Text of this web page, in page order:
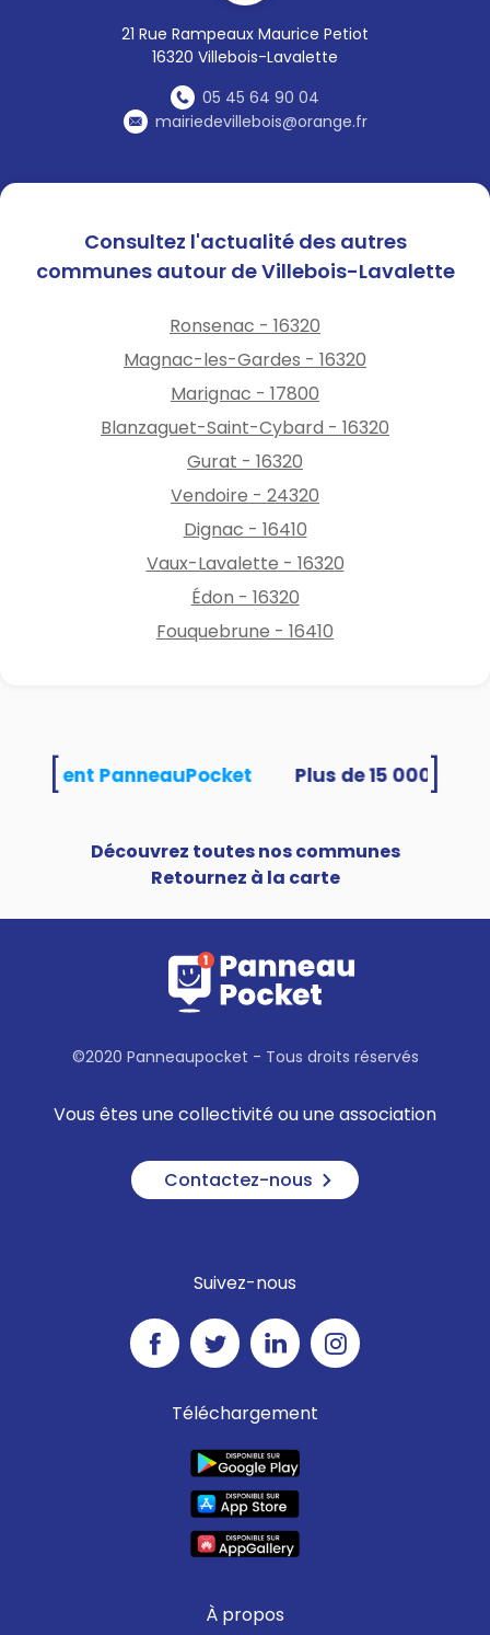
21 Rue Rampeaux Maurice Petiot
16320 Villebois-Lavalette
05 45 64 90 04
mairiedevillebois@orange.fr
Consultez l'actualité des autres
communes autour de Villebois-Lavalette
Ronsenac - 16320
Magnac-les-Gardes - 16320
Marignac - 17800
Blanzaguet-Saint-Cybard - 16320
Gurat - 16320
Vendoire - 24320
Dignac - 16410
Vaux-Lavalette - 16320
Édon - 16320
Fouquebrune - 16410
PanneauPocket
Découvrez toutes nos communes
Retournez à la carte
©2020 Panneaupocket - Tous droits réservés
Vous êtes une collectivité ou une association
Contactez-nous
Suivez-nous
Téléchargement
À propos